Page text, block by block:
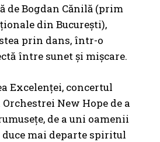
de Bogdan Cănilă (prim
din București),
prin dans, într-o
între sunet și mișcare.
Excelenței, concertul
New Hope de a
de a uni oamenii
duce mai departe spiritul